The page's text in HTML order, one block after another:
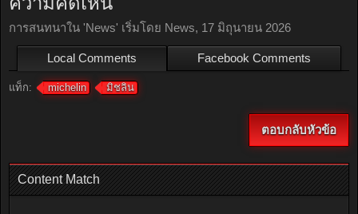
การสนทนาใน 'News' เริ่มโดย News, 17 มิถุนายน 2026
Local Comments Facebook Comments
แท็ก: michelin มิชลิน
ตอบกลับหัวข้อ
Content Match